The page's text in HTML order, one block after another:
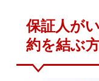
保証人が
約を結ぶ